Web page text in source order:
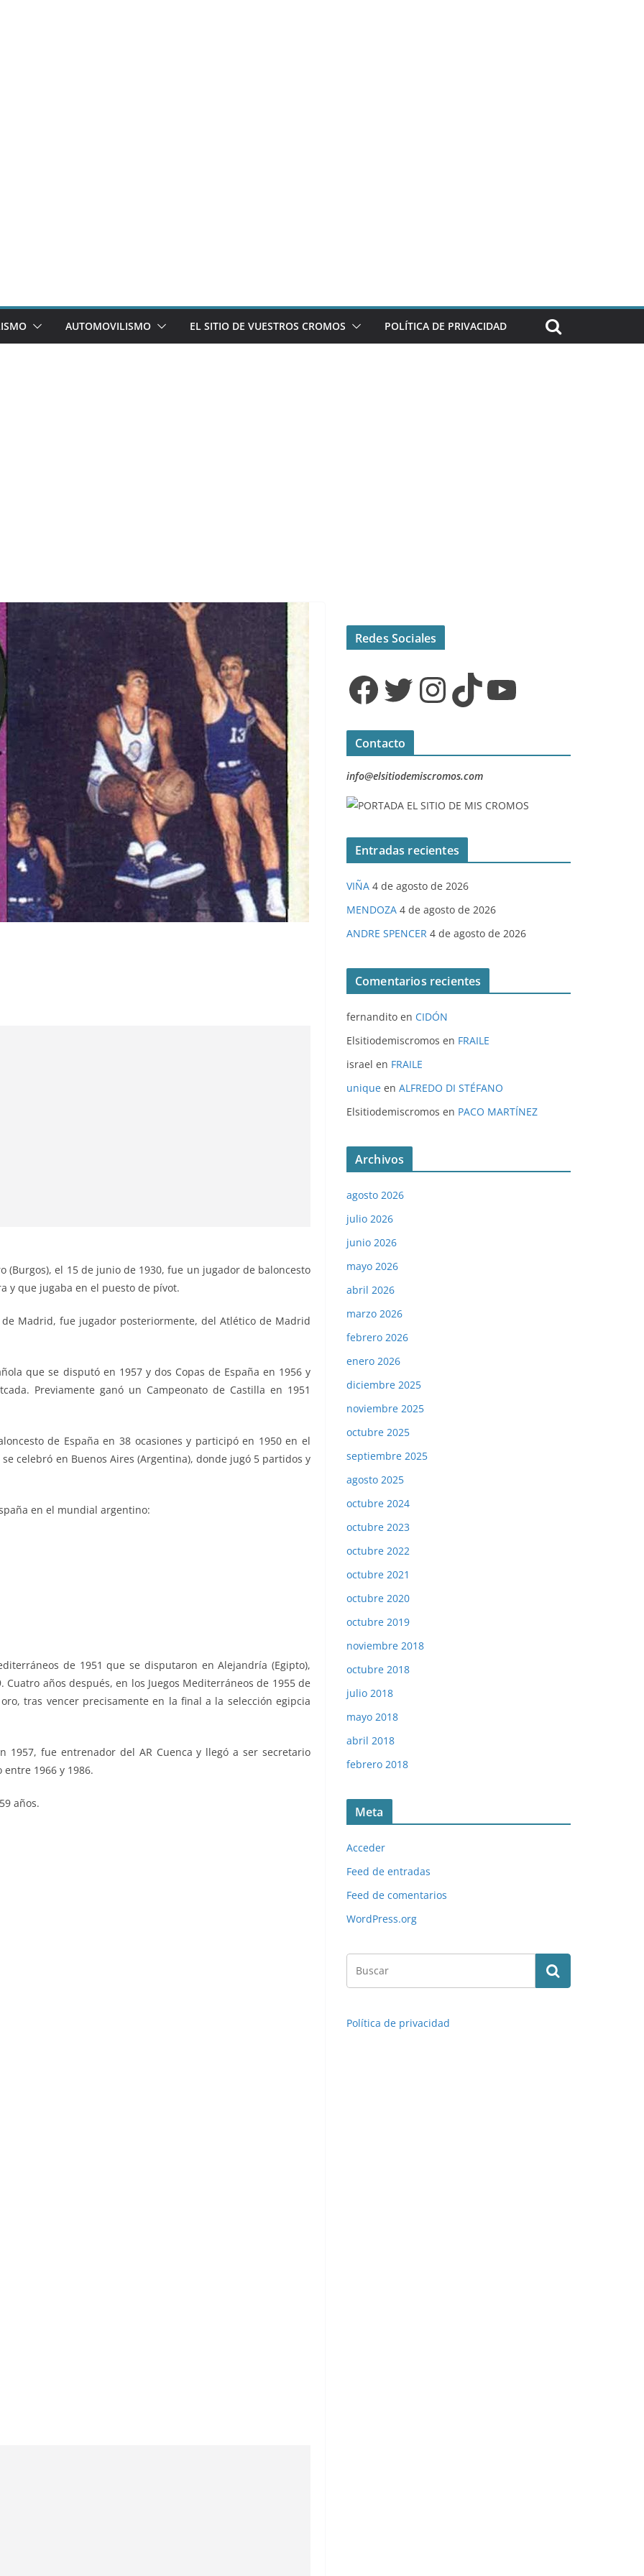
AUTOMOVILISMO EL SITIO DE VUESTROS CROMOS POLÍTICA DE PRIVACIDAD
(Burgos), el 15 de junio de 1930, fue un jugador de baloncesto
y que jugaba en el puesto de pívot.
Madrid, fue jugador posteriormente, del Atlético de Madrid
que se disputó en 1957 y dos Copas de España en 1956 y
Previamente ganó un Campeonato de Castilla en 1951
de España en 38 ocasiones y participó en 1950 en el
celebró en Buenos Aires (Argentina), donde jugó 5 partidos y
en el mundial argentino:
de 1951 que se disputaron en Alejandría (Egipto),
años después, en los Juegos Mediterráneos de 1955 de
tras vencer precisamente en la final a la selección egipcia
1957, fue entrenador del AR Cuenca y llegó a ser secretario
1966 y 1986.
años.
Redes Sociales
Facebook Twitter InstagramTikTok YouTube
Contacto
info@elsitiodemiscromos.com
Entradas recientes
VIÑA 4 de agosto de 2026
MENDOZA 4 de agosto de 2026
ANDRE SPENCER 4 de agosto de 2026
Comentarios recientes
fernandito en CIDÓN
Elsitiodemiscromos en FRAILE
israel en FRAILE
unique en ALFREDO DI STÉFANO
Elsitiodemiscromos en PACO MARTÍNEZ
Archivos
agosto 2026
julio 2026
junio 2026
mayo 2026
abril 2026
marzo 2026
febrero 2026
enero 2026
diciembre 2025
noviembre 2025
octubre 2025
septiembre 2025
agosto 2025
octubre 2024
octubre 2023
octubre 2022
octubre 2021
octubre 2020
octubre 2019
noviembre 2018
octubre 2018
julio 2018
mayo 2018
abril 2018
febrero 2018
Meta
Acceder
Feed de entradas
Feed de comentarios
WordPress.org
Política de privacidad